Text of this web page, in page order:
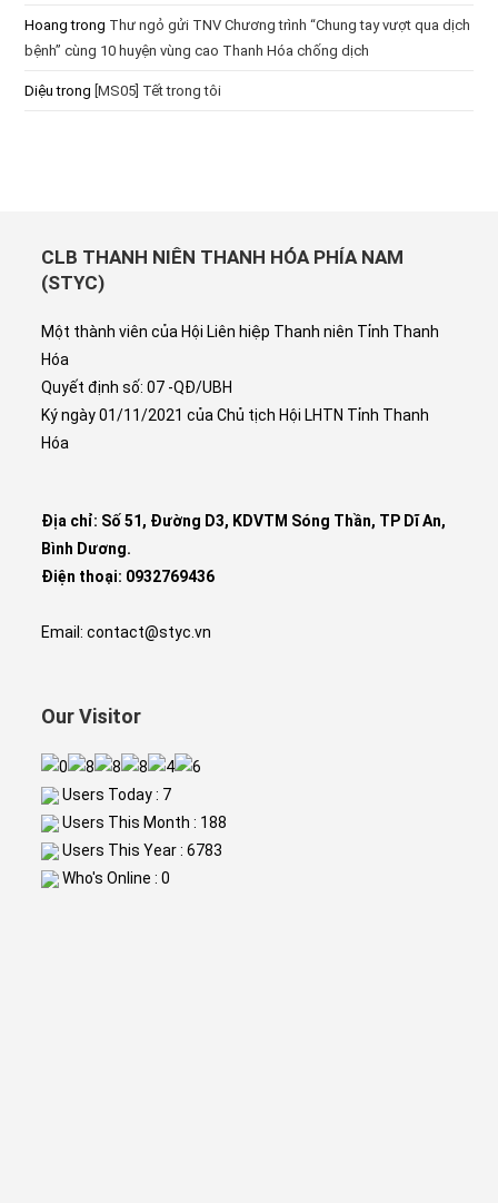
Hoang trong Thư ngỏ gửi TNV Chương trình “Chung tay vượt qua dịch
bệnh” cùng 10 huyện vùng cao Thanh Hóa chống dịch
Diệu trong [MS05] Tết trong tôi
CLB THANH NIÊN THANH HÓA PHÍA NAM
(STYC)
Một thành viên của Hội Liên hiệp Thanh niên Tỉnh Thanh
Hóa
Quyết định số: 07 -QĐ/UBH
Ký ngày 01/11/2021 của Chủ tịch Hội LHTN Tỉnh Thanh
Hóa
Địa chỉ: Số 51, Đường D3, KDVTM Sóng Thần, TP Dĩ An,
Bình Dương.
Điện thoại: 0932769436
Email: contact@styc.vn
Our Visitor
Users Today : 7
Users This Month : 188
Users This Year : 6783
Who's Online : 0